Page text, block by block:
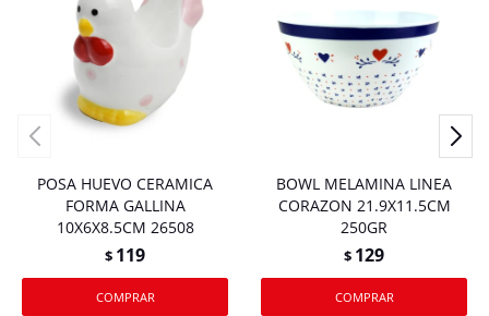
POSA HUEVO CERAMICA
FORMA GALLINA
10X6X8.5CM 26508
$ 119
BOWL MELAMINA LINEA
CORAZON 21.9X11.5CM
250GR
$ 129